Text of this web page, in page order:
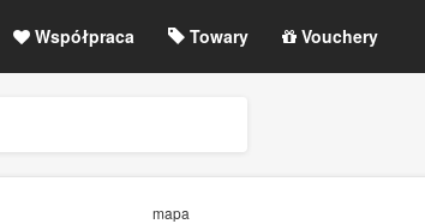
Współpraca Towary Vouchery
mapa